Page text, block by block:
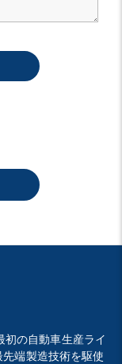
の自動車生産ライ
端製造技術を駆使